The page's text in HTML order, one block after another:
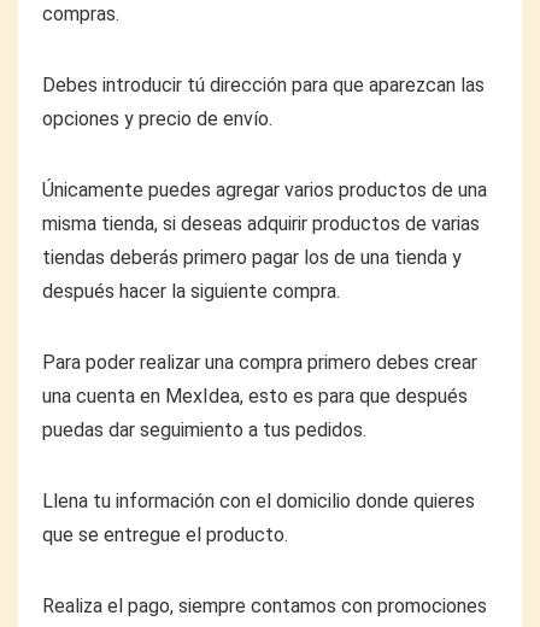
compras.
Debes introducir tú dirección para que aparezcan las
opciones y precio de envío.
Únicamente puedes agregar varios productos de una
misma tienda, si deseas adquirir productos de varias
tiendas deberás primero pagar los de una tienda y
después hacer la siguiente compra.
Para poder realizar una compra primero debes crear
una cuenta en MexIdea, esto es para que después
puedas dar seguimiento a tus pedidos.
Llena tu información con el domicilio donde quieres
que se entregue el producto.
Realiza el pago, siempre contamos con promociones